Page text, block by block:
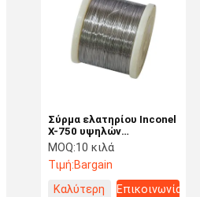
Σύρμα ελατηρίου Inconel
X-750 υψηλών
επιδόσεων για
αεριοστροβίλους
MOQ:10 κιλά
Τιμή:Bargain
Καλύτερη
Επικοινωνία